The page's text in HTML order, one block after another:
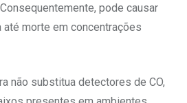
pode causar
morte em concentrações
não substitua detectores de CO,